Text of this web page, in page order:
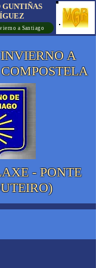
a Santiago
A
- PONTE